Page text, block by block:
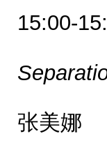
15:00-
张美娜